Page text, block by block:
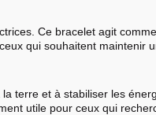
Ce bracelet agit
qui souhaitent maintenir
terre et à stabiliser les
utile pour ceux qui